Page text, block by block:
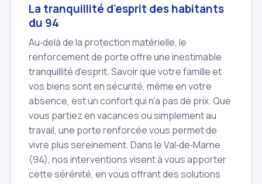
La tranquillité d'esprit des habitants
du 94
Au‑delà de la protection matérielle, le
renforcement de porte offre une inestimable
tranquillité d'esprit. Savoir que votre famille et
vos biens sont en sécurité, même en votre
absence, est un confort qui n'a pas de prix. Que
vous partiez en vacances ou simplement au
travail, une porte renforcée vous permet de
vivre plus sereinement. Dans le Val‑de‑Marne
(94), nos interventions visent à vous apporter
cette sérénité, en vous offrant des solutions